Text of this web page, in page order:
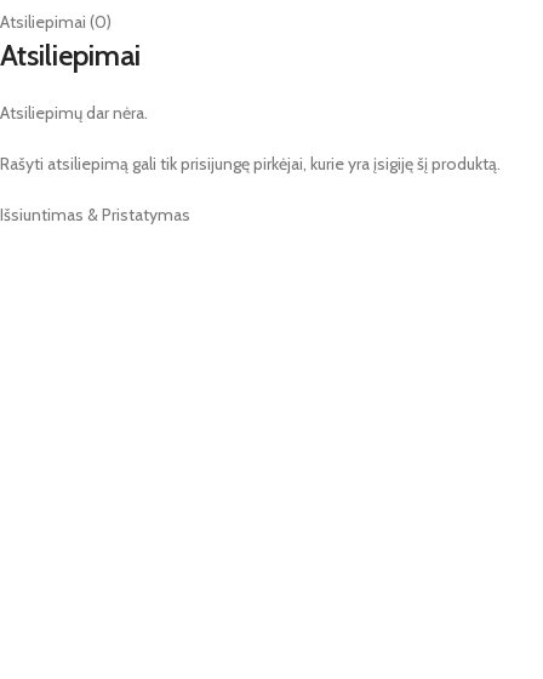
Atsiliepimai (0)
Atsiliepimai
Atsiliepimų dar nėra.
Rašyti atsiliepimą gali tik prisijungę pirkėjai, kurie yra įsigiję šį produktą.
Išsiuntimas & Pristatymas